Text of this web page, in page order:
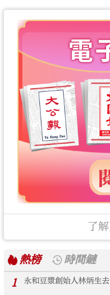
了
熱榜
時間鏈
1
永和豆漿創始人林炳生